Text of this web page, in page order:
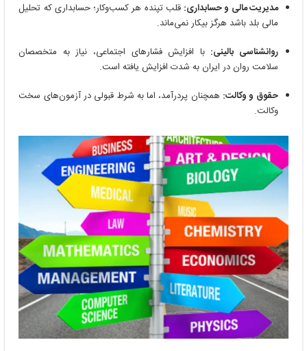
مدیریت مالی و حسابداری: قلب تپنده هر کسب‌وکار؛ حسابداری که تحلیل
مالی بلد باشد هرگز بیکار نمی‌ماند.
روانشناسی بالینی: با افزایش فشارهای اجتماعی، نیاز به متخصصان
سلامت روان در ایران به شدت افزایش یافته است.
حقوق و وکالت: همچنان پردرآمد، اما به شرط قبولی در آزمون‌های سخت
وکالت.